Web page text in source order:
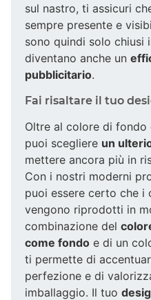
sul nastro, ti assicuri
sempre presente e
sono quindi solo chiusi
diventano anche un
pubblicitario.
Fai risaltare il tuo
Oltre al colore di fondo
puoi scegliere un
mettere ancora più in
Con i nostri moderni
puoi essere certo che
vengono riprodotti in
combinazione del
come fondo e di un
ti permette di
perfezione e di
imballaggio. Il tuo